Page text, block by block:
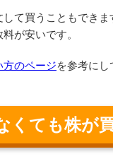
て買うこともでき
が安いです。
方のページを参考にし
くても株が